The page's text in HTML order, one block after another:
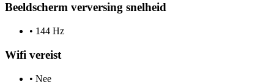
Beeldscherm verversing snelheid
• 144 Hz
Wifi vereist
• Nee